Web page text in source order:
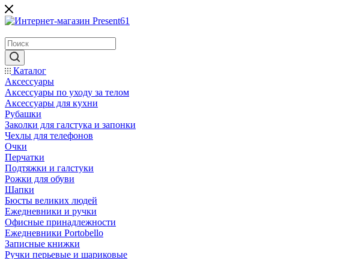
Каталог
Аксессуары
Аксессуары по уходу за телом
Аксессуары для кухни
Рубашки
Заколки для галстука и запонки
Чехлы для телефонов
Очки
Перчатки
Подтяжки и галстуки
Рожки для обуви
Шапки
Бюсты великих людей
Ежедневники и ручки
Офисные принадлежности
Ежедневники Portobello
Записные книжки
Ручки перьевые и шариковые